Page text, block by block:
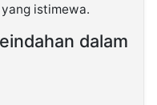
istimewa.
dalam